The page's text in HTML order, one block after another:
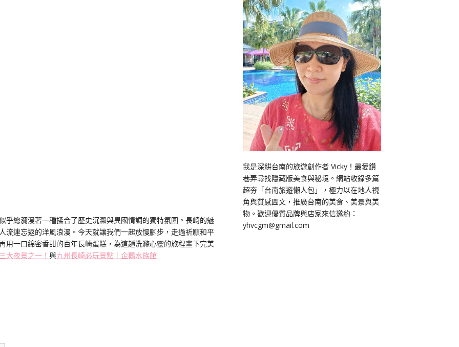
乎總瀰漫著一種揉合了歷史沉澱與異國情調的獨特氛圍。長崎的魅
流連忘返的洋風浪漫。今天就讓我們一起放慢腳步，走過祈願和平
用一口綿密香甜的百年長崎蛋糕，為這趟洗滌心靈的旅程畫下完美
大夜景之一！ 與九州長崎必玩景點｜企鵝水族館
我是深耕台南的旅遊創作者 Vicky！最愛鑽
巷弄尋找隱藏版美食與秘境。網站收錄多篇
超夯「台南旅遊懶人包」，極力以在地人視
角與質感圖文，推廣台南的美食、美景與美
物。歡迎優質品牌與店家來信邀約：
yhvcgm@gmail.com